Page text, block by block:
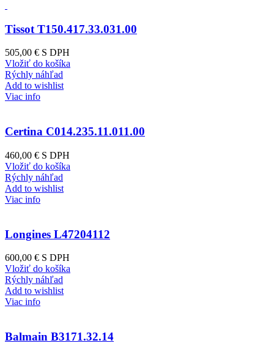
Tissot T150.417.33.031.00
505,00 € S DPH
Vložiť do košíka
Rýchly náhľad
Add to wishlist
Viac info
Certina C014.235.11.011.00
460,00 € S DPH
Vložiť do košíka
Rýchly náhľad
Add to wishlist
Viac info
Longines L47204112
600,00 € S DPH
Vložiť do košíka
Rýchly náhľad
Add to wishlist
Viac info
Balmain B3171.32.14